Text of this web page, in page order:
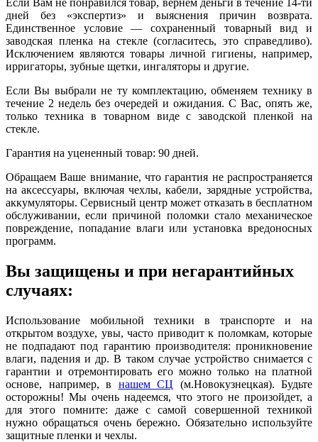
Если Вам не понравился товар, вернем деньги в течение 14-ти
дней без «экспертиз» и выяснения причин возврата.
Единственное условие — сохраненный товарный вид и
заводская пленка на стекле (согласитесь, это справедливо).
Исключением являются товары личной гигиены, например,
ирригаторы, зубные щетки, ингаляторы и другие.
Если Вы выбрали не ту комплектацию, обменяем технику в
течение 2 недель без очередей и ожидания. С Вас, опять же,
только техника в товарном виде с заводской пленкой на
стекле.
Гарантия на уцененный товар: 90 дней.
Обращаем Ваше внимание, что гарантия не распространяется
на аксессуары, включая чехлы, кабели, зарядные устройства,
аккумуляторы. Сервисный центр может отказать в бесплатном
обслуживании, если причиной поломки стало механическое
повреждение, попадание влаги или установка вредоносных
программ.
Вы защищены и при негарантийных
случаях:
Использование мобильной техники в транспорте и на
открытом воздухе, увы, часто приводит к поломкам, которые
не подпадают под гарантию производителя: проникновение
влаги, падения и др. В таком случае устройство снимается с
гарантии и отремонтировать его можно только на платной
основе, например, в нашем СЦ (м.Новокузнецкая). Будьте
осторожны! Мы очень надеемся, что этого не произойдет, а
для этого помните: даже с самой совершенной техникой
нужно обращаться очень бережно. Обязательно используйте
защитные пленки и чехлы.